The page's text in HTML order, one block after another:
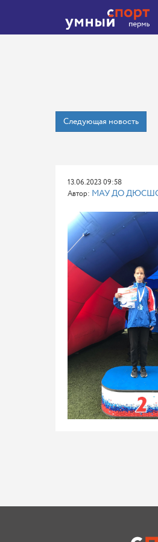
Следующая новость
13.06.2023 09:58
Автор: МАУ ДО